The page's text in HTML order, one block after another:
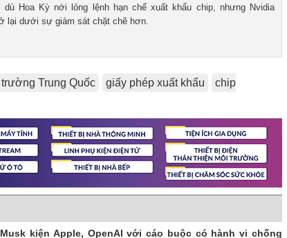
dù Hoa Kỳ nới lỏng lệnh hạn chế xuất khẩu chip, nhưng Nvidia
lại dưới sự giám sát chặt chẽ hơn.
Trung Quốc giấy phép xuất khẩu
chip
kiện Apple, OpenAI với cáo buộc có hành vi chống